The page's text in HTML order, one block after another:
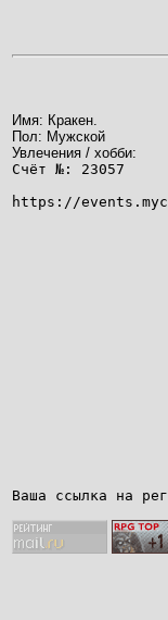
Имя: Кракен.
Пол: Мужской
Увлечения / хобби:
Счёт №: 23057
https://
Ваша ссылка на